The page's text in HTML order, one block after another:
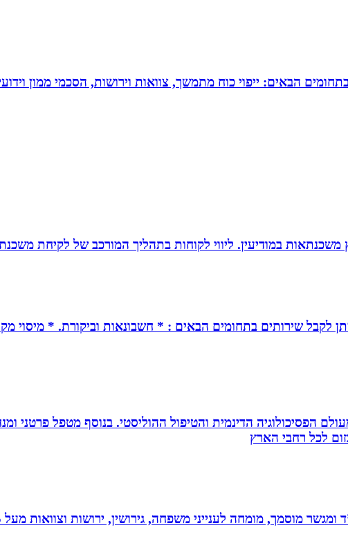
הבאים: ייפוי כוח מתמשך, צוואות וירושות, הסכמי ממון
משכנתאות במודיעין. ליווי לקוחות בתהליך המורכב של לקיחת
לקבל שירותים בתחומים הבאים : * חשבונאות וביקורת. * מיסוי
הפסיכולוגיה הדינמית והטיפול ההוליסטי. בנוסף מטפל פרטני
לענייני משפחה, גירושין, ירושות וצוואות מעל 15 שנים. בעל תואר שני במשפטים ובפילוסופיה.